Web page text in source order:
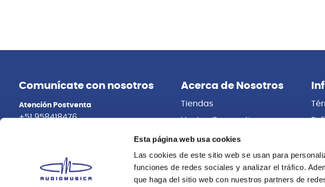
Esta página web usa cookies
Las cookies de este sitio web se usan para
funciones de redes sociales y analizar el tráfico.
que haga del sitio web con nuestros partners de
Comunícate con nosotros
Atención Postventa
+51 958418476
Acerca de Nosotros
Tiendas
Ventas Corporativas
Distribuidores
Trabaja con Nosotros